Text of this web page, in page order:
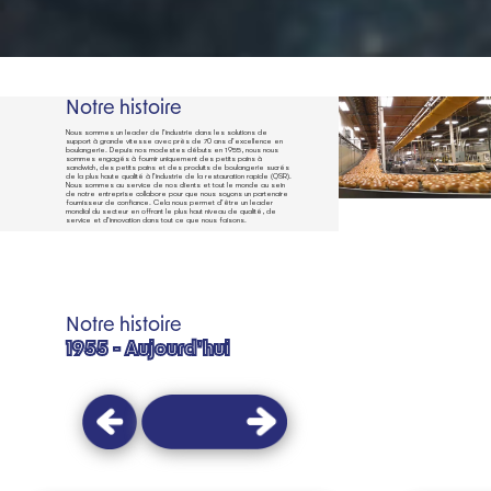
Notre histoire
Nous sommes un leader de l'industrie dans les solutions de
support à grande vitesse avec près de 70 ans d'excellence en
boulangerie. Depuis nos modestes débuts en 1955, nous nous
sommes engagés à fournir uniquement des petits pains à
sandwich, des petits pains et des produits de boulangerie sucrés
de la plus haute qualité à l'industrie de la restauration rapide (QSR).
Nous sommes au service de nos clients et tout le monde au sein
de notre entreprise collabore pour que nous soyons un partenaire
fournisseur de confiance. Cela nous permet d'être un leader
mondial du secteur en offrant le plus haut niveau de qualité, de
service et d'innovation dans tout ce que nous faisons.
Notre histoire
1955 - Aujourd'hui